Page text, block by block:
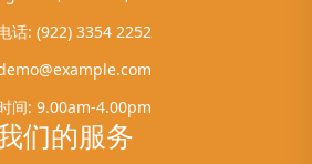
话: (922) 3354 2252
间: 9.00am-4.00pm
们的服务